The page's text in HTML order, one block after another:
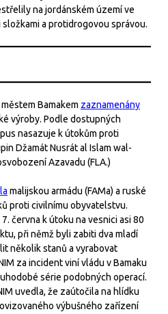
na jordánském území ve
a protidrogovou správou.
Bamakem zaznamenány
výroby. Podle dostupných
nasazuje k útokům proti
Džamát Nusrát al Islam wal-
Azavadu (FLA.)
malijskou armádu (FAMa) a ruské
proti civilnímu obyvatelstvu.
června k útoku na vesnici asi 80
při němž byli zabiti dva mladí
několik stanů a vyrabovat
za incident viní vládu v Bamaku
série podobných operací.
uvedla, že zaútočila na hlídku
výbušného zařízení